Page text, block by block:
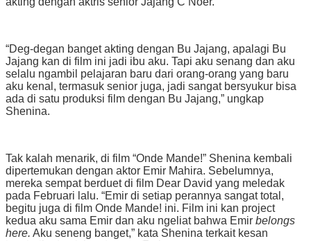
“Deg-degan banget akting dengan Bu Jajang, apalagi Bu
Jajang kan di film ini jadi ibu aku. Tapi aku senang dan aku
selalu ngambil pelajaran baru dari orang-orang yang baru
aku kenal, termasuk senior juga, jadi sangat bersyukur bisa
ada di satu produksi film dengan Bu Jajang,” ungkap
Shenina.
Tak kalah menarik, di film “Onde Mande!” Shenina kembali
dipertemukan dengan aktor Emir Mahira. Sebelumnya,
mereka sempat berduet di film Dear David yang meledak
pada Februari lalu. “Emir di setiap perannya sangat total,
begitu juga di film Onde Mande! ini. Film ini kan project
kedua aku sama Emir dan aku ngeliat bahwa Emir belongs
here. Aku seneng banget,” kata Shenina terkait kesan